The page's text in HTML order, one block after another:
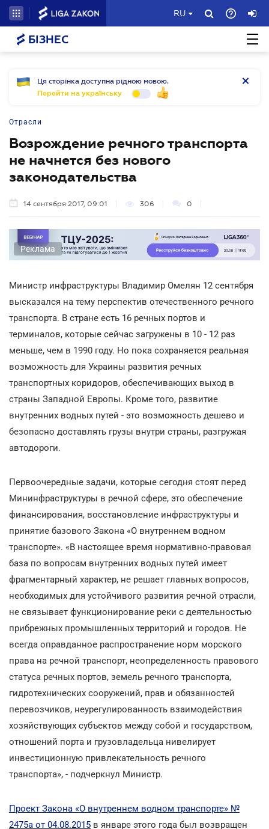
RU
БІЗНЕС
Ця сторінка доступна рідною мовою.
Перейти на українську
Отрасли
Возрождение речного транспорта
не начнется без нового
законодательства
14 сентября 2017, 09:01 306 0
Реклама
Министр инфраструктуры Владимир Омелян 12 сентября
высказался на тему перспектив отечественного речного
транспорта. В стране есть 16 речных портов и
терминалов, которые сейчас загружены в 10 - 12 раз
меньше, чем в 1990 году. Но пока сохраняется реальная
возможность для Украины развития речных
транспортных коридоров, обеспечивающих выход в
страны Западной Европы. Кроме того, развитие
внутренних водных путей - это возможность дешево и
безопасно доставлять грузы внутри страны, разгружая
автодороги.
Первоочередные задачи, которые сегодня стоят перед
Мининфраструктуры в речной сфере, это обеспечение
финансирования, восстановление инфраструктуры и
принятие базового Закона «О внутреннем водном
транспорте». «В настоящее время нормативно-правовая
база по вопросам внутренних водных путей имеет
фрагментарный характер, не решает главных вопросов,
необходимых для устойчивого развития речной отрасли,
не связывает функционирование реки с деятельностью
прибрежных промышленных территорий и городов. Не
всегда оправданное распространение норм морского
права на речной транспорт, неопределенность правового
статуса речных портов, земель речного транспорта,
гидротехнических сооружений, прав и обязанностей
перевозчиков, неурегулированность взаимодействия
хозяйствующих субъектов между собой и государством,
отношений порта и грузовладельца нивелирует
инвестиционную привлекательность речного
транспорта», - подчеркнул Министр.
Проект Закона «О внутреннем водном транспорте» №
2475а от 04.08.2015 в январе этого года был возвращен